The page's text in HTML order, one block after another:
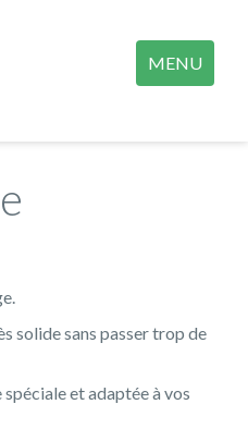
MENU
solide sans passer trop de
et adaptée à vos